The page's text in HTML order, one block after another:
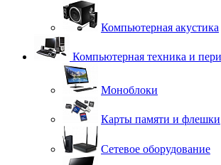
Компьютерная акустика
Компьютерная техника и
Моноблоки
Карты памяти и флешки
Сетевое оборудование